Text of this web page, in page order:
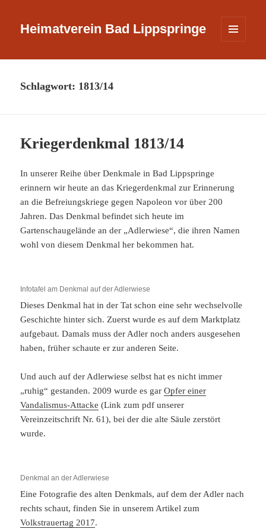
Heimatverein Bad Lippspringe
WIDGETS
Schlagwort: 1813/14
Kriegerdenkmal 1813/14
In unserer Reihe über Denkmale in Bad Lippspringe
erinnern wir heute an das Kriegerdenkmal zur Erinnerung
an die Befreiungskriege gegen Napoleon vor über 200
Jahren. Das Denkmal befindet sich heute im
Gartenschaugelände an der „Adlerwiese“, die ihren Namen
wohl von diesem Denkmal her bekommen hat.
Infotafel am Denkmal auf der Adlerwiese
Dieses Denkmal hat in der Tat schon eine sehr wechselvolle
Geschichte hinter sich. Zuerst wurde es auf dem Marktplatz
aufgebaut. Damals muss der Adler noch anders ausgesehen
haben, früher schaute er zur anderen Seite.
Und auch auf der Adlerwiese selbst hat es nicht immer
„ruhig“ gestanden. 2009 wurde es garOpfer einer
Vandalismus-Attacke (Link zum pdf unserer
Vereinzeitschrift Nr. 61), bei der die alte Säule zerstört
wurde.
Denkmal an der Adlerwiese
Eine Fotografie des alten Denkmals, auf dem der Adler nach
rechts schaut, finden Sie in unserem Artikel zum
Volkstrauertag 2017.